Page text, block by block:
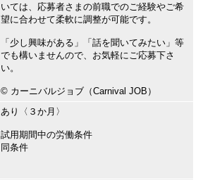
いては、応募者さまの前職でのご経験やご希
望に合わせて柔軟に調整が可能です。
「少し興味がある」「話を聞いてみたい」等
でも構いませんので、お気軽にご応募下さ
い。
©︎ カーニバルジョブ（Carnival JOB）
あり〈３か月〉
試用期間中の労働条件
同条件